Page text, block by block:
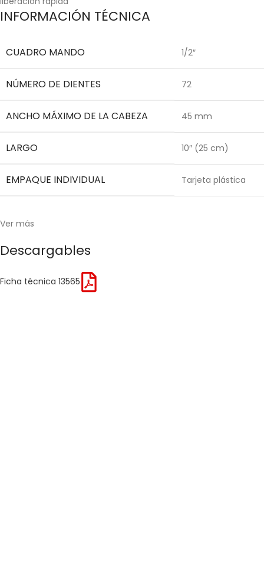
INFORMACIÓN TÉCNICA
CUADRO MANDO 1/2″
NÚMERO DE DIENTES 72
ANCHO MÁXIMO DE LA CABEZA 45 mm
LARGO 10″ (25 cm)
EMPAQUE INDIVIDUAL Tarjeta plástica
Ver más
Descargables
Ficha técnica 13565